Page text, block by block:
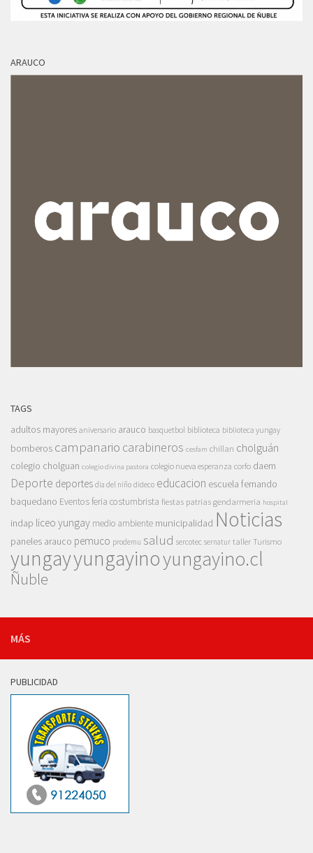
ARAUCO
TAGS
adultos mayores aniversario arauco basquetbol biblioteca biblioteca yungay
bomberos campanario carabineros cesfam chillan cholguán
colegio cholguan colegio divina pastora colegio nueva esperanza corfo daem
Deporte deportes dia del niño dideco educacion escuela fernando
baquedano Eventosferia costumbrista fiestas patrias gendarmeria hospital
indap liceo yungay medio ambiente municipalidad Noticias
paneles arauco pemuco prodemu salud sercotec sernatur taller Turismo
yungayyungayinoyungayino.cl
Ñuble
MÁS
PUBLICIDAD